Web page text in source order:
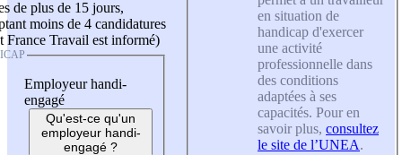
de plus de 15 jours,
moins de 4 candidatures
France Travail est informé)
Employeur handi-
engagé
Qu'est-ce qu'un
employeur handi-
engagé ?
en situation de
handicap d'exercer
une activité
professionnelle dans
des conditions
adaptées à ses
capacités. Pour en
savoir plus, consultez
le site de l’UNEA.